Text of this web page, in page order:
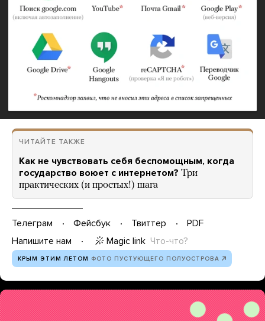
ЧИТАЙТЕ ТАКЖЕ
Как не чувствовать себя беспомощным, когда
государство воюет с интернетом? Три
практических (и простых!) шага
Телеграм Фейсбук Твиттер
PDF
Напишите нам
Magic link Что-что?
КРЫМ ЭТИМ ЛЕТОМ ФОТО ПУСТУЮЩЕГО ПОЛУОСТРОВА